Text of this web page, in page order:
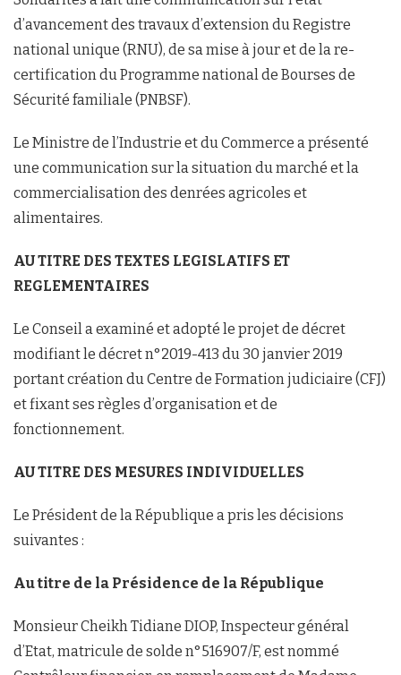
d’avancement des travaux d’extension du Registre
national unique (RNU), de sa mise à jour et de la re-
certification du Programme national de Bourses de
Sécurité familiale (PNBSF).
Le Ministre de l’Industrie et du Commerce a présenté
une communication sur la situation du marché et la
commercialisation des denrées agricoles et
alimentaires.
AU TITRE DES TEXTES LEGISLATIFS ET
REGLEMENTAIRES
Le Conseil a examiné et adopté le projet de décret
modifiant le décret n°2019-413 du 30 janvier 2019
portant création du Centre de Formation judiciaire (CFJ)
et fixant ses règles d’organisation et de
fonctionnement.
AU TITRE DES MESURES INDIVIDUELLES
Le Président de la République a pris les décisions
suivantes :
Au titre de la Présidence de la République
Monsieur Cheikh Tidiane DIOP, Inspecteur général
d’Etat, matricule de solde n°516907/F, est nommé